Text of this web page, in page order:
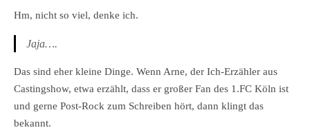
Hm, nicht so viel, denke ich.
Jaja….
Das sind eher kleine Dinge. Wenn Arne, der Ich-Erzähler aus
Castingshow, etwa erzählt, dass er großer Fan des 1.FC Köln ist
und gerne Post-Rock zum Schreiben hört, dann klingt das
bekannt.